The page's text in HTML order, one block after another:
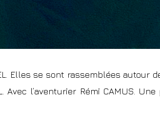
. Elles se sont rassemblées autour
Avec l’aventurier Rémi CAMUS. Une